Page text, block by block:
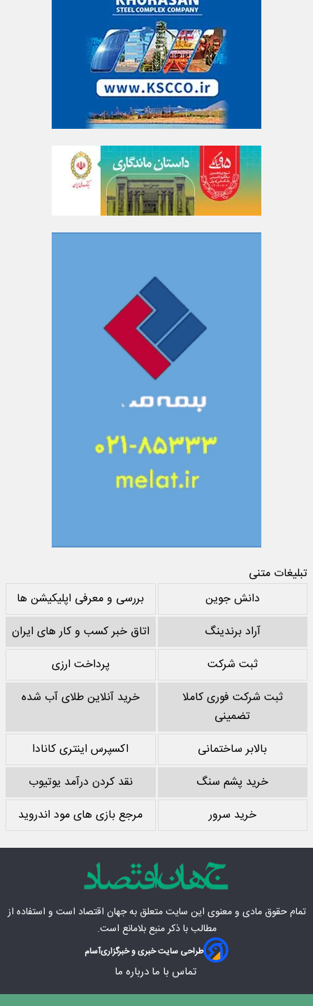
تبلیغات متنی
دانش جوین
بررسی و معرفی اپلیکیشن ها
آراد برندینگ
اتاق خبر کسب و کار های ایران
ثبت شرکت
پرداخت ارزی
ثبت شرکت فوری کاملا
تضمینی
خرید آنلاین طلای آب شده
بالابر ساختمانی
اکسپرس اینتری کانادا
خرید پشم سنگ
نقد کردن درآمد یوتیوب
خرید سرور
مرجع بازی های مود اندروید
تمام حقوق مادی‌ و معنوی این سایت متعلق بهجهان اقتصاد است و استفاده از
مطالب با ذکر منبع بلامانع است.
طراحی سایت خبری و خبرگزاریآسام
تماس با ما درباره ما